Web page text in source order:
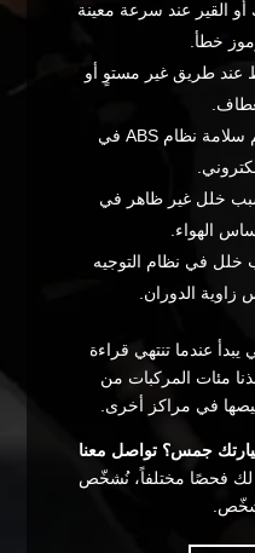
القير عند سرعة معينة
خطأ.
عند طريق غير مستوٍ أو
تأخر استجابة المكابح رغم سلامة نظام ABS في
خلل غير ظاهر في
الهواء.
خلل في نظام التوجيه
زاوية الدوران.
عندما تنتهي قراءة
مئات المركبات من
في مراكز أخرى.
جمس؟ تواصل معنا
لك فحصًا مختلفاً، نُشخّص